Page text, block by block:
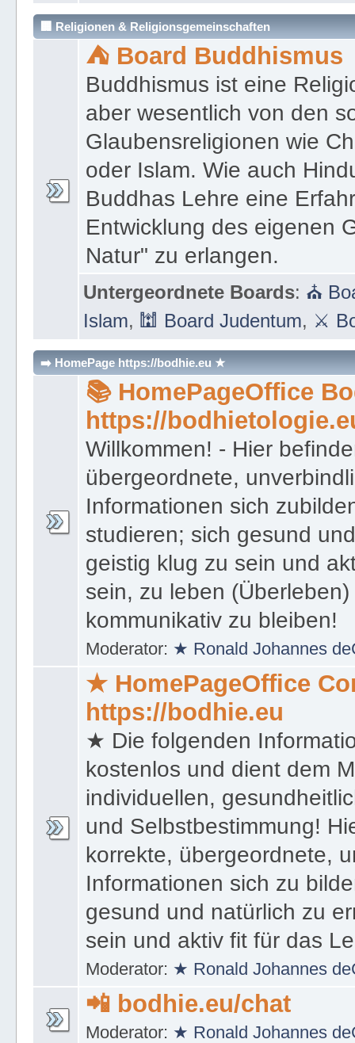
Untergeordnete Boards:➦
🏢 Religionen & Religionsgemeinschaften
⛺ Board Buddhismus
Buddhismus ist eine
aber wesentlich von den
Glaubensreligionen wie
oder Islam. Wie auch
Buddhas Lehre eine
Entwicklung des eigenen
Natur" zu erlangen.
Untergeordnete Boards:⛪
Islam,🕍 Board Judentum,⚔
➡️ HomePage https://bodhie.eu ★
📚 HomePageOffice
https://
Willkommen! - Hier
übergeordnete,
Informationen sich
studieren; sich gesund
geistig klug zu sein und
sein, zu leben
kommunikativ zu bleiben!
Moderator:★ Ronald Johannes
★ HomePageOffice
https://bodhie.eu
★ Die folgenden
kostenlos und dient dem
individuellen,
und Selbstbestimmung!
korrekte, übergeordnete,
Informationen sich zu
gesund und natürlich zu
sein und aktiv fit für das
Moderator:★ Ronald Johannes
📲 bodhie.eu/chat